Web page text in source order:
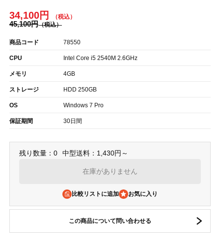
34,100円
45,100円
商品コード 78550
CPU Intel Core i5 2540M 2.6GHz
メモリ 4GB
ストレージ HDD 250GB
OS Windows 7 Pro
保証期間 30日間
残り数量：0 中型送料：1,430円～
在庫がありません
比較リストに追加
この商品について問い合わせる